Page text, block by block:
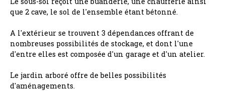
que 2 cave, le sol de l'ensemble étant bétonné.
A l'extérieur se trouvent 3 dépendances offrant de
nombreuses possibilités de stockage, et dont l'une
d'entre elles est composée d'un garage et d'un atelier.
Le jardin arboré offre de belles possibilités
d'aménagements.